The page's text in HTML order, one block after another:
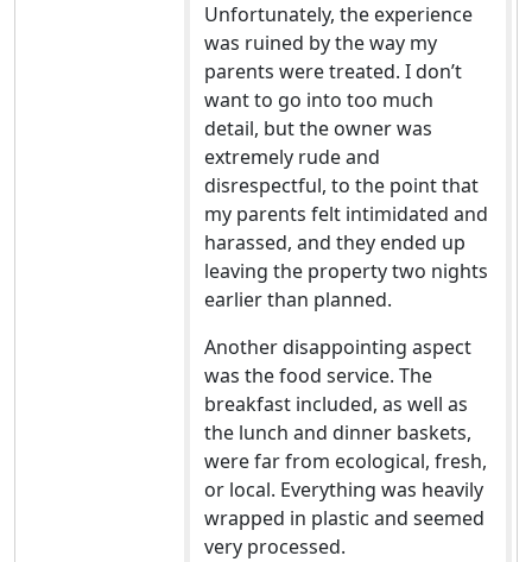
Unfortunately, the experience
was ruined by the way my
parents were treated. I don’t
want to go into too much
detail, but the owner was
extremely rude and
disrespectful, to the point that
my parents felt intimidated and
harassed, and they ended up
leaving the property two nights
earlier than planned.
Another disappointing aspect
was the food service. The
breakfast included, as well as
the lunch and dinner baskets,
were far from ecological, fresh,
or local. Everything was heavily
wrapped in plastic and seemed
very processed.